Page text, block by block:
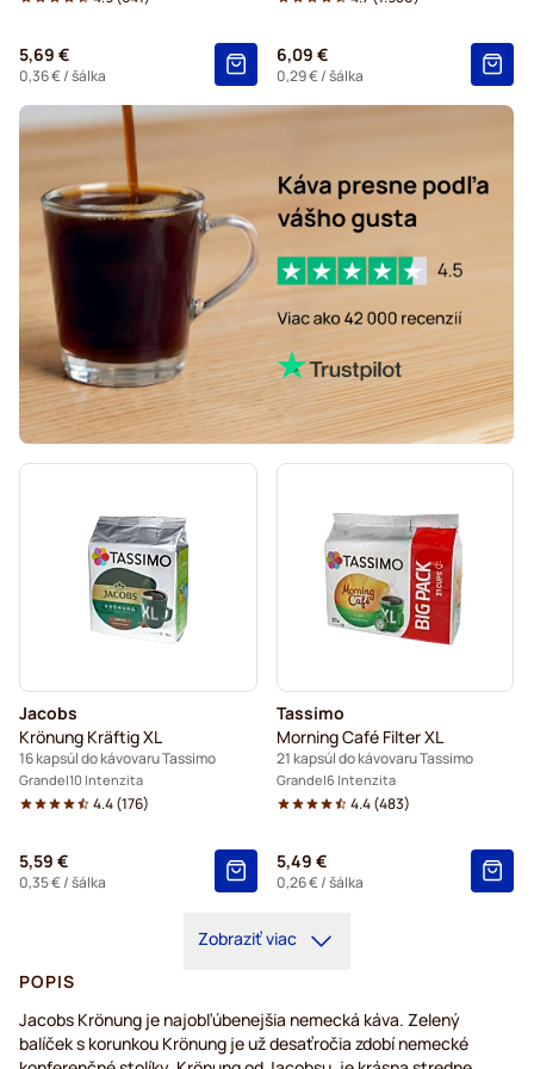
Gevalia – kapsuly do kávovarov Tassimo
5,69 €
0,36 €/ šálka
6,09 €
0,29 €/ šálka
Jacobs
Krönung Kräftig XL
16 kapsúl do kávovaru Tassimo
Grande 10 Intenzita
4.4(176)
5,59 €
0,35 €/ šálka
Tassimo
Morning Café Filter XL
21 kapsúl do kávovaru Tassimo
Grande 6 Intenzita
4.4(483)
5,49 €
0,26 €/ šálka
Zobraziť viac
POPIS
Jacobs Krönung je najobľúbenejšia nemecká káva. Zelený
balíček s korunkou Krönung je už desaťročia zdobí nemecké